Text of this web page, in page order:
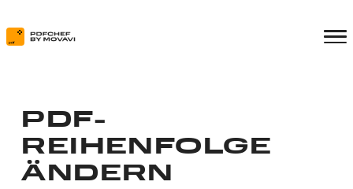
PDF-
REIHENFOLGE
ÄNDERN